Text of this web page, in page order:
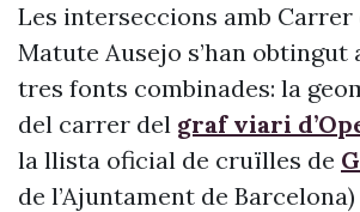
Les interseccions amb Carrer
Matute Ausejo s’han obtingut
tres fonts combinades: la
del carrer del graf viari
la llista oficial de cruïlles de
de l’Ajuntament de